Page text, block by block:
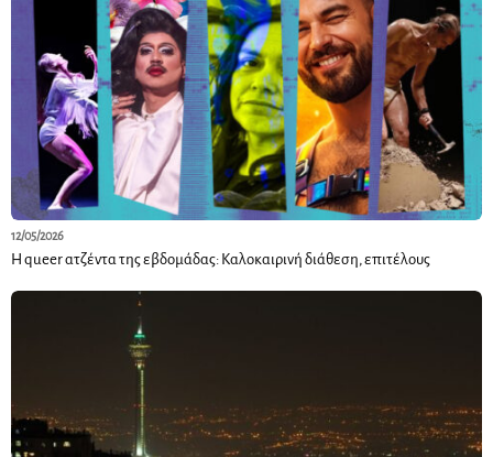
12/05/2026
Η queer ατζέντα της εβδομάδας: Καλοκαιρινή διάθεση, επιτέλους